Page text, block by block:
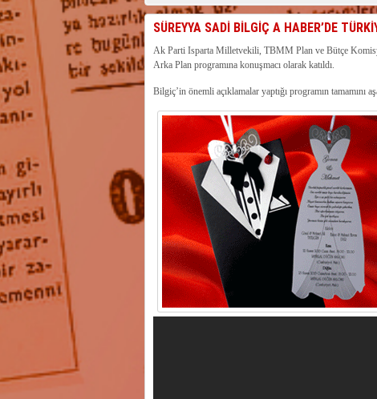
Hükümettir”
Süreyya Sadi Bilgiç’ten
Festivalde sünnet şöleni
SÜREYYA SADİ BİLGİÇ A HABER’DE
Ak Parti Isparta Milletvekili, TBMM Plan ve Bütçe
Arka Plan programına konuşmacı olarak katıldı.
Bilgiç’in önemli açıklamalar yaptığı programın tamamını